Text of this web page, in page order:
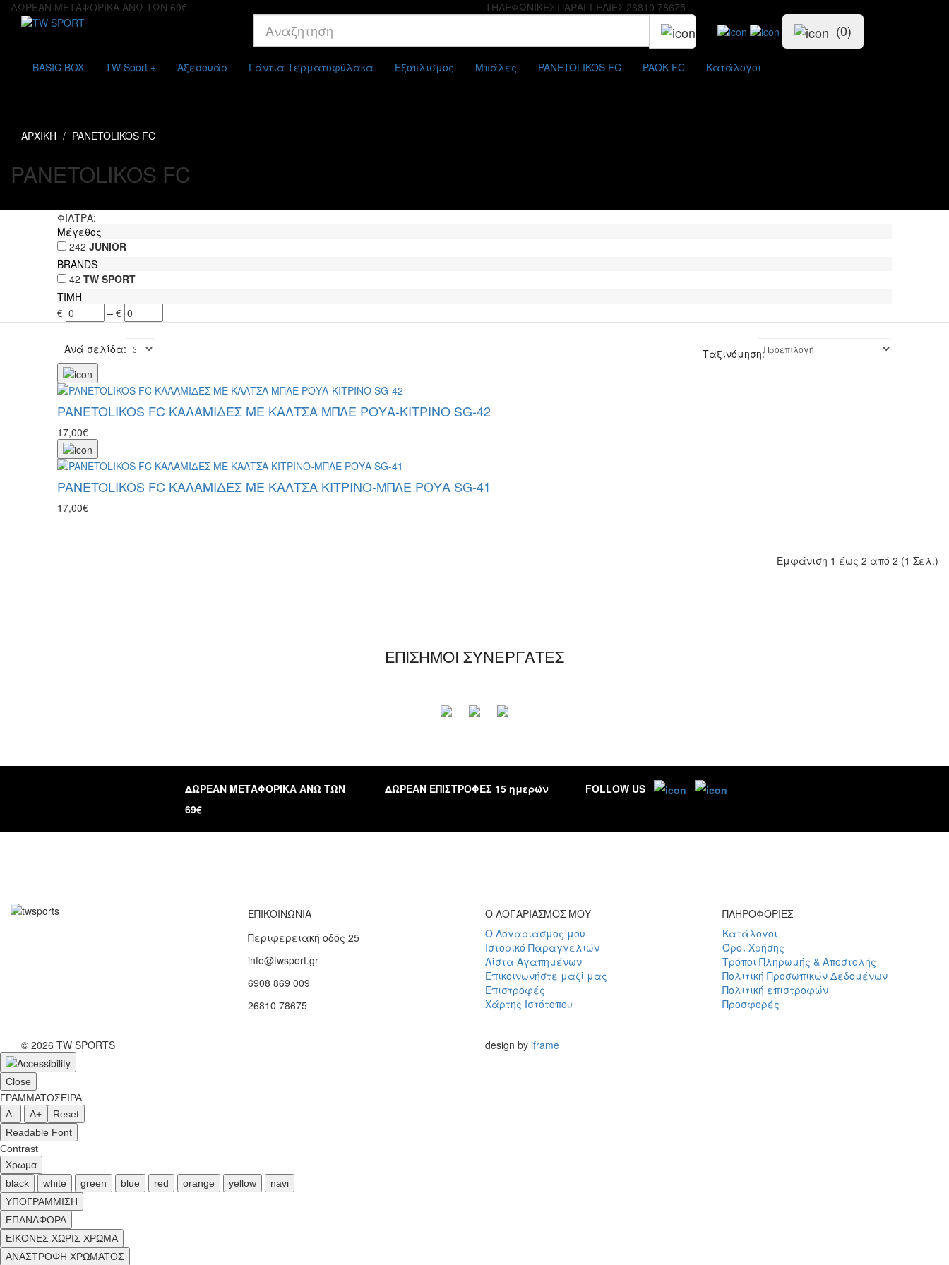
ΔΩΡΕΑΝ ΜΕΤΑΦΟΡΙΚΑ ΑΝΩ ΤΩΝ 69€ ΤΗΛΕΦΩΝΙΚΕΣ ΠΑΡΑΓΓΕΛΙΕΣ 26810 78675
(0)
BASIC BOX TW Sport + Αξεσουάρ Γάντια Τερματοφύλακα Εξοπλισμός Μπάλες PANETOLIKOS FC PAOK FC Κατάλογοι
ΑΡΧΙΚΗ PANETOLIKOS FC
PANETOLIKOS FC
ΦΙΛΤΡΑ:
Μέγεθος
242 JUNIOR
BRANDS
42 TW SPORT
ΤΙΜH
€
– €
Ανά σελίδα: Ταξινόμηση:
PANETOLIKOS FC ΚΑΛΑΜΙΔΕΣ ΜΕ ΚΑΛΤΣΑ ΜΠΛΕ ΡΟΥΑ-ΚΙΤΡΙΝΟ SG-42
17,00€
PANETOLIKOS FC ΚΑΛΑΜΙΔΕΣ ΜΕ ΚΑΛΤΣΑ ΚΙΤΡΙΝΟ-ΜΠΛΕ ΡΟΥΑ SG-41
17,00€
Εμφάνιση 1 έως 2 από 2 (1 Σελ.)
ΕΠΙΣΗΜΟΙ ΣΥΝΕΡΓΑΤΕΣ
ΔΩΡΕΑΝ ΜΕΤΑΦΟΡΙΚΑ ΑΝΩ ΤΩΝ
69€
ΔΩΡΕΑΝ ΕΠΙΣΤΡΟΦΕΣ 15 ημερών FOLLOW US
ΕΠΙΚΟΙΝΩΝΙΑ
Περιφερειακή οδός 25
info@twsport.gr
6908 869 009
26810 78675
Ο ΛΟΓΑΡΙΑΣΜΟΣ ΜΟΥ
Ο Λογαριασμός μου
Ιστορικό Παραγγελιών
Λίστα Αγαπημένων
Επικοινωνήστε μαζί μας
Επιστροφές
Χάρτης Ιστότοπου
ΠΛΗΡΟΦΟΡΙΕΣ
Κατάλογοι
Όροι Χρήσης
Τρόποι Πληρωμής & Αποστολής
Πολιτική Προσωπικών Δεδομένων
Πολιτική επιστροφών
Προσφορές
© 2026 TW SPORTS design by iframe
Close
ΓΡΑΜΜΑΤΟΣΕΙΡΑ
A-
A+
Reset
Readable Font
Contrast
Χρωμα
black
white green blue red orange yellow
navi
ΥΠΟΓΡΑΜΜΙΣΗ
ΕΠΑΝΑΦΟΡΑ
ΕΙΚΟΝΕΣ ΧΩΡΙΣ ΧΡΩΜΑ
ΑΝΑΣΤΡΟΦΗ ΧΡΩΜΑΤΟΣ